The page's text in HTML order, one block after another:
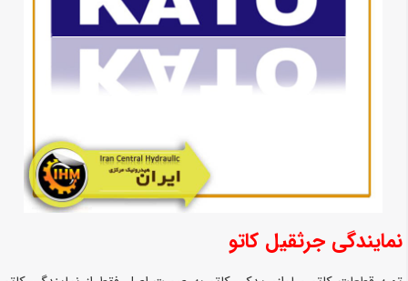
نمایندگی جرثقیل کاتو